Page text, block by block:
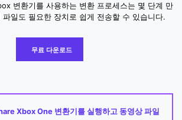
변환기를 사용하는 변환 프로세스는 몇 단계 만
파일도 필요한 장치로 쉽게 전송할 수 있습니다.
무료 다운로드
Xbox One 변환기를 실행하고 동영상 파일